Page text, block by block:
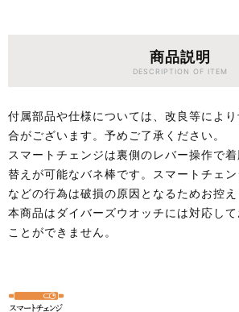
商品説明
DESCRIPTION OF ITEM
付属部品や仕様については、改良等によ
合がございます。予めご了承ください。
スマートチェンジは裏側のレバー操作で
替えが可能なバネ棒です。スマートチェン
などの行為は破損の原因となるためお控え
本商品はダイバーズウオッチには対応し
ことができません。